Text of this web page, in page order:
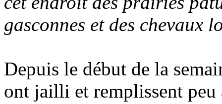
gasconnes et des chevaux
Depuis le début de la
ont jailli et remplissent peu